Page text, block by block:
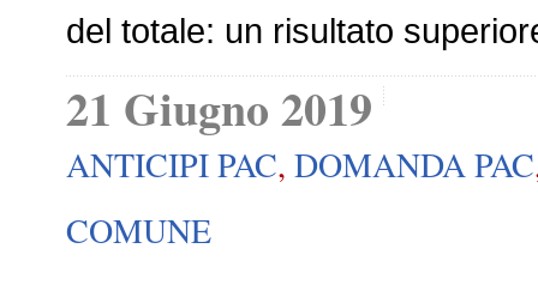
del totale: un risultato
21 Giugno 2019
ANTICIPI PAC, DOMANDA PAC
COMUNE